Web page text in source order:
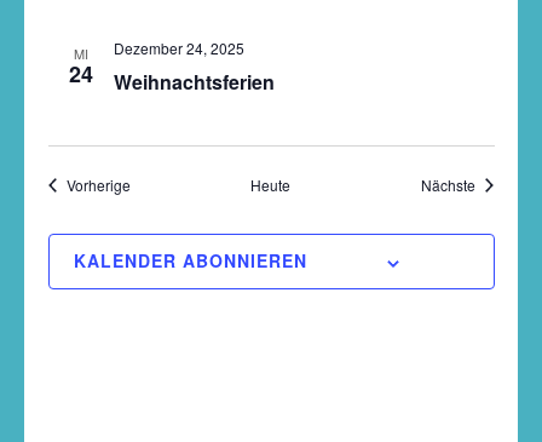
MI
24
Dezember 24, 2025
Weihnachtsferien
VorherigeVeranstaltungen Heute Nächste
KALENDER ABONNIEREN